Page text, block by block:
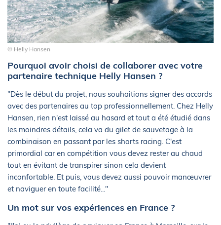
© Helly Hansen
Pourquoi avoir choisi de collaborer avec votre
partenaire technique Helly Hansen ?
"Dès le début du projet, nous souhaitions signer des accords
avec des partenaires au top professionnellement. Chez Helly
Hansen, rien n'est laissé au hasard et tout a été étudié dans
les moindres détails, cela va du gilet de sauvetage à la
combinaison en passant par les shorts racing. C'est
primordial car en compétition vous devez rester au chaud
tout en évitant de transpirer sinon cela devient
inconfortable. Et puis, vous devez aussi pouvoir manœuvrer
et naviguer en toute facilité..."
Un mot sur vos expériences en France ?